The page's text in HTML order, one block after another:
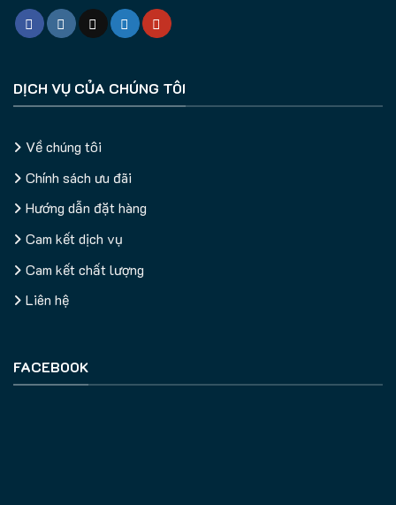
DỊCH VỤ CỦA CHÚNG TÔI
Về chúng tôi
Chính sách ưu đãi
Hướng dẫn đặt hàng
Cam kết dịch vụ
Cam kết chất lượng
Liên hệ
FACEBOOK